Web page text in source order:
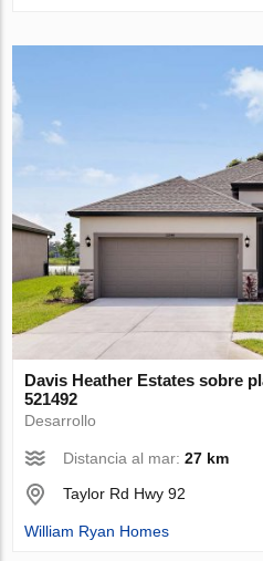
Davis Heather Estates sobre
521492
Desarrollo
Distancia al mar:27 km
Taylor Rd Hwy 92
William Ryan Homes